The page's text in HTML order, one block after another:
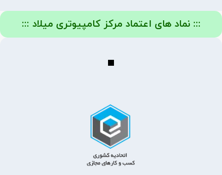
::: نماد های اعتماد مرکز کامپیوتری میلاد :::